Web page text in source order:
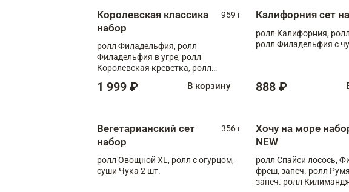
Королевская классика
набор
959 г
ролл Филадельфия, ролл
Филадельфия в угре, ролл
Королевская креветка, ролл
1 999 ₽ В корзину
Калифорния сет
ролл Калифорния,
ролл Филадельфия с
888 ₽
Вегетарианский сет
набор
356 г
ролл Овощной XL, ролл с огурцом,
суши Чука 2 шт.
Хочу на море
NEW
ролл Спайси лосось,
фреш, запеч. ролл
запеч. ролл